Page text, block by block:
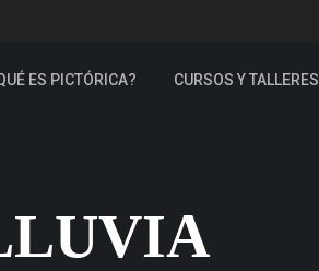
ES PICTÓRICA? CURSOS Y TALLERES